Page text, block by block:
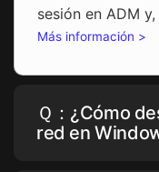
sesión en ADM
Más información >
Ｑ：¿Cómo
red en